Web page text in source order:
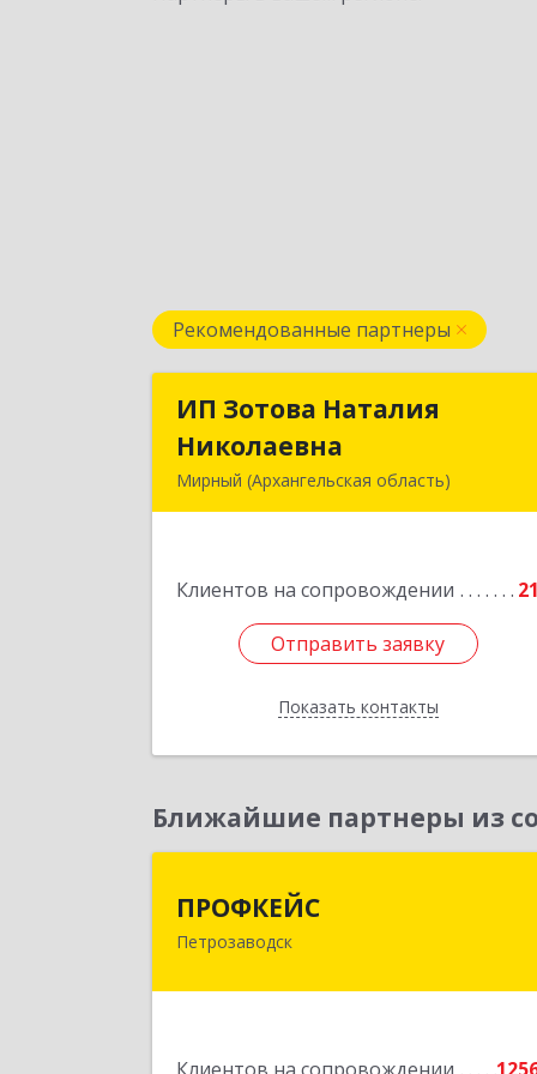
Рекомендованные партнеры
ИП Зотова Наталия
Николаевна
Мирный (Архангельская область)
Клиентов на сопровождении 21
Отправить заявку
Показать контакты
ИП Зотова Наталия
Подробнее
Отправить заявку
Назад
Ближайшие партнеры из
ПРОФКЕЙС
Петрозаводск
185035, Карелия Респ, Петрозаводск г,